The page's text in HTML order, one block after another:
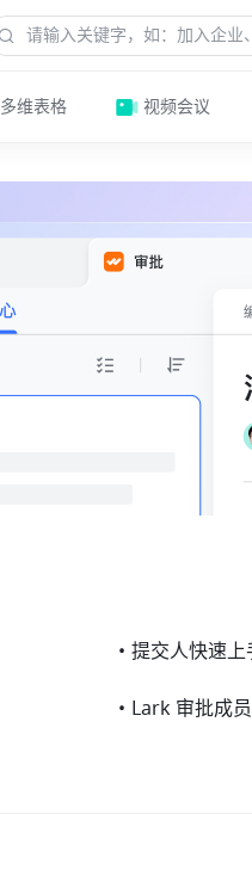
多维表格 视频会议
• 提交人快速
• Lark 审批成